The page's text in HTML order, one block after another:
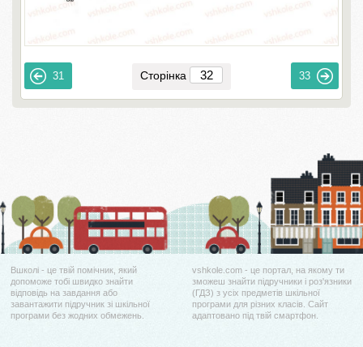
31 Сторінка 33
Вшколі - це твій помічник, який
допоможе тобі швидко знайти
відповідь на завдання або
завантажити підручник зі шкільної
програми без жодних обмежень.
vshkole.com - це портал, на якому ти
зможеш знайти підручники і роз'язники
(ГДЗ) з усіх предметів шкільної
програми для різних класів. Сайт
адаптовано під твій смартфон.